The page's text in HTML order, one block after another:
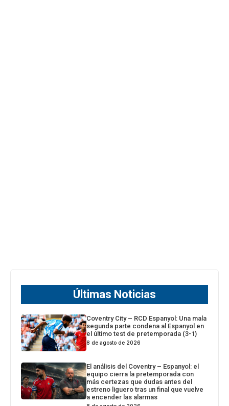
Últimas Noticias
Coventry City – RCD Espanyol: Una mala
segunda parte condena al Espanyol en
el último test de pretemporada (3-1)
8 de agosto de 2026
El análisis del Coventry – Espanyol: el
equipo cierra la pretemporada con
más certezas que dudas antes del
estreno liguero tras un final que vuelve
a encender las alarmas